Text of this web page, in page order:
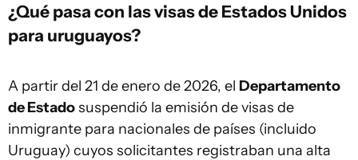
¿Qué pasa con las visas de Estados Unidos
para uruguayos?
A partir del 21 de enero de 2026, el Departamento
de Estadosuspendió la emisión de visas de
inmigrante para nacionales de países (incluido
Uruguay) cuyos solicitantes registraban una alta